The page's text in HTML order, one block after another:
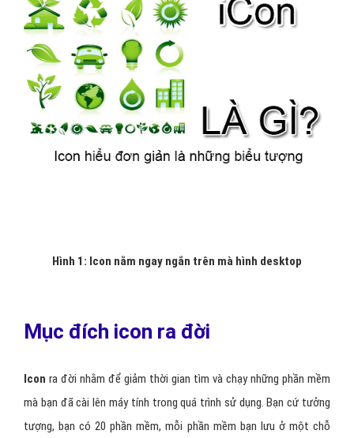
Hình 1: Icon nằm ngay ngắn trên mà hình desktop
Mục đích icon ra đời
Icon ra đời nhằm để giảm thời gian tìm và chạy những phần mềm
mà bạn đã cài lên máy tính trong quá trình sử dụng. Bạn cứ tưởng
tượng, bạn có 20 phần mềm, mỗi phần mềm bạn lưu ở một chỗ